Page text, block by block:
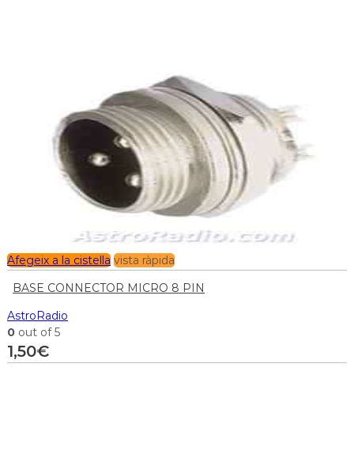
Afegeix a la cistella vista ràpida
BASE CONNECTOR MICRO 8 PIN
AstroRadio
0 out of 5
1,50€